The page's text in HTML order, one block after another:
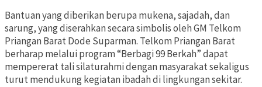
Bantuan yang diberikan berupa mukena, sajadah, dan
sarung, yang diserahkan secara simbolis oleh GM Telkom
Priangan Barat Dode Suparman. Telkom Priangan Barat
berharap melalui program “Berbagi 99 Berkah” dapat
mempererat tali silaturahmi dengan masyarakat sekaligus
turut mendukung kegiatan ibadah di lingkungan sekitar.